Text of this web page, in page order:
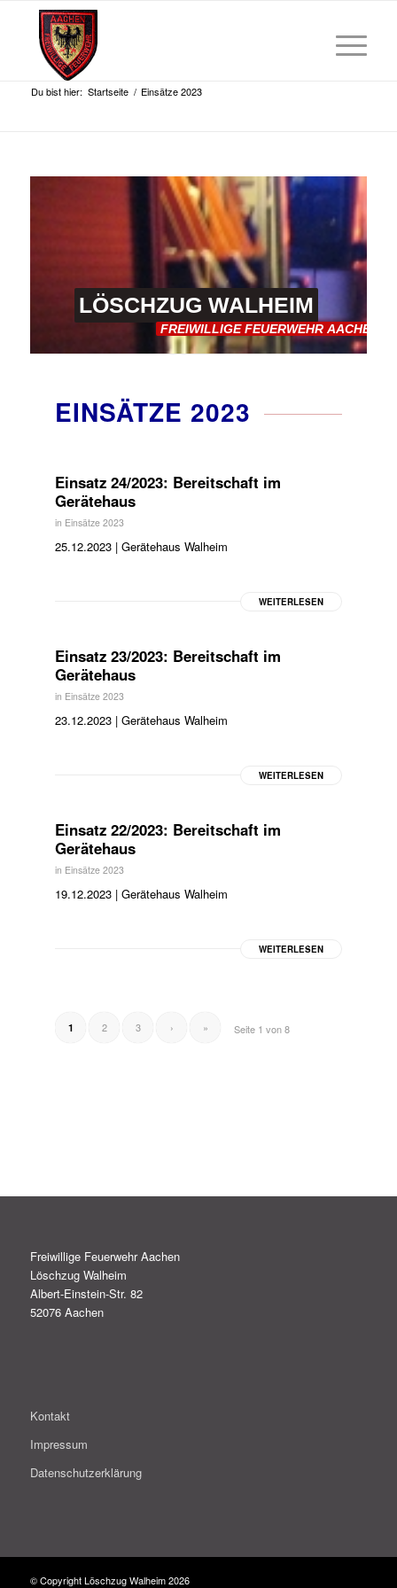
Du bist hier: Startseite / Einsätze 2023
LÖSCHZUG WALHEIM
FREIWILLIGE FEUERWEHR AACHEN
EINSÄTZE 2023
Einsatz 24/2023: Bereitschaft im
Gerätehaus
in Einsätze 2023
25.12.2023 | Gerätehaus Walheim
WEITERLESEN
Einsatz 23/2023: Bereitschaft im
Gerätehaus
in Einsätze 2023
23.12.2023 | Gerätehaus Walheim
WEITERLESEN
Einsatz 22/2023: Bereitschaft im
Gerätehaus
in Einsätze 2023
19.12.2023 | Gerätehaus Walheim
WEITERLESEN
Seite 1 von 8
1 2 3 › »
Freiwillige Feuerwehr Aachen
Löschzug Walheim
Albert-Einstein-Str. 82
52076 Aachen
Kontakt
Impressum
Datenschutzerklärung
© Copyright Löschzug Walheim 2026